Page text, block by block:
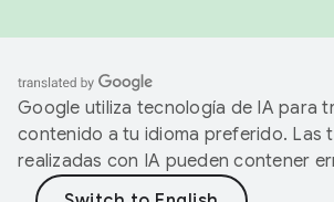
Google utiliza tecnología de IA para
contenido a tu idioma preferido. Las
realizadas con IA pueden contener